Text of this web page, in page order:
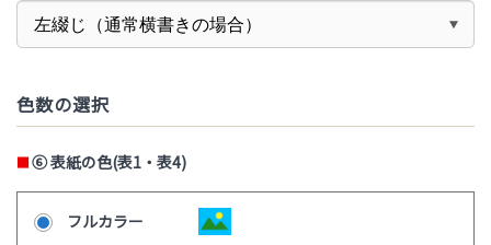
色数の選択
⑥表紙の色(表1・表4)
フルカラー